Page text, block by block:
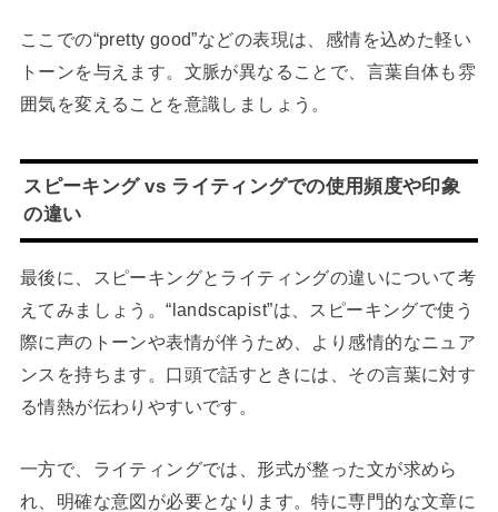
ここでの“pretty good”などの表現は、感情を込めた軽い
トーンを与えます。文脈が異なることで、言葉自体も雰
囲気を変えることを意識しましょう。
スピーキング vs ライティングでの使用頻度や印象
の違い
最後に、スピーキングとライティングの違いについて考
えてみましょう。“landscapist”は、スピーキングで使う
際に声のトーンや表情が伴うため、より感情的なニュア
ンスを持ちます。口頭で話すときには、その言葉に対す
る情熱が伝わりやすいです。
一方で、ライティングでは、形式が整った文が求めら
れ、明確な意図が必要となります。特に専門的な文章に